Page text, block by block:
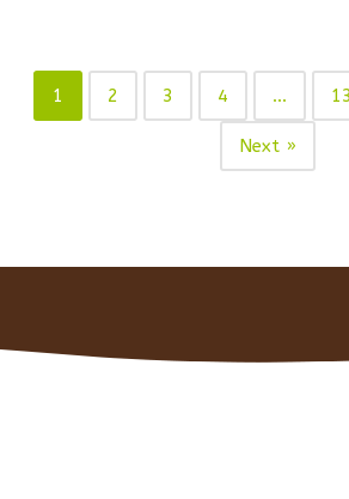
1 2 3 4 … 13
Next »